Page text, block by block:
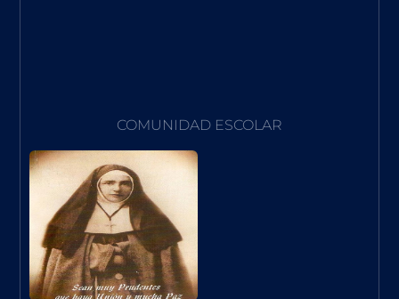
COMUNIDAD ESCOLAR